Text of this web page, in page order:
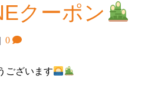
クーポン
| 0
ございます